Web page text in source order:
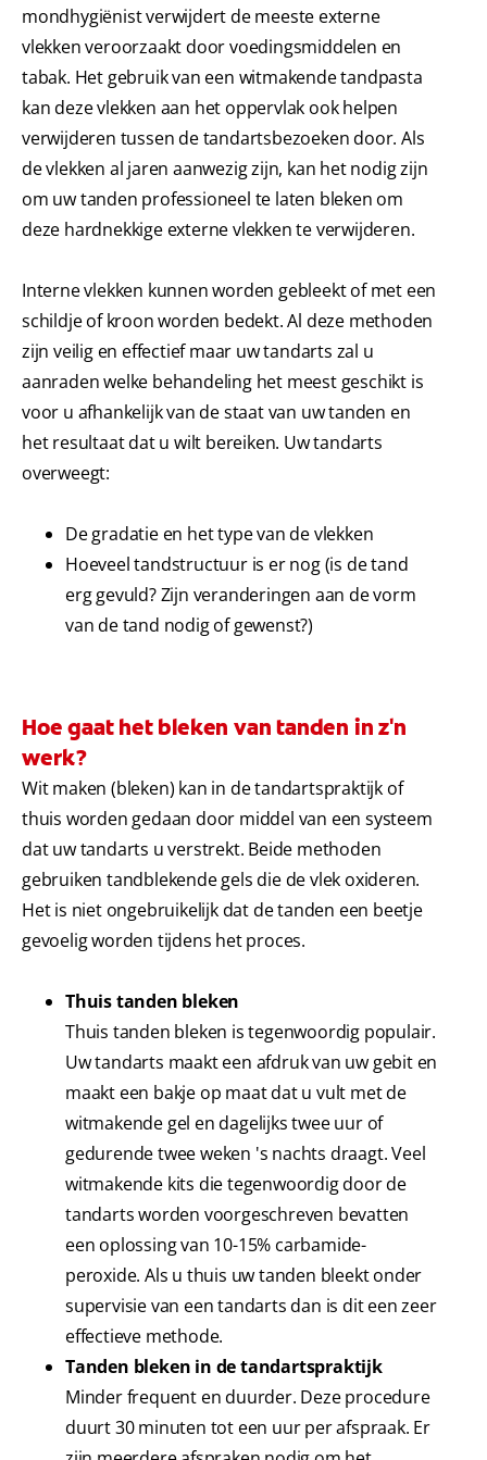
mondhygiënist verwijdert de meeste externe
vlekken veroorzaakt door voedingsmiddelen en
tabak. Het gebruik van een witmakende tandpasta
kan deze vlekken aan het oppervlak ook helpen
verwijderen tussen de tandartsbezoeken door. Als
de vlekken al jaren aanwezig zijn, kan het nodig zijn
om uw tanden professioneel te laten bleken om
deze hardnekkige externe vlekken te verwijderen.
Interne vlekken kunnen worden gebleekt of met een
schildje of kroon worden bedekt. Al deze methoden
zijn veilig en effectief maar uw tandarts zal u
aanraden welke behandeling het meest geschikt is
voor u afhankelijk van de staat van uw tanden en
het resultaat dat u wilt bereiken. Uw tandarts
overweegt:
De gradatie en het type van de vlekken
Hoeveel tandstructuur is er nog (is de tand
erg gevuld? Zijn veranderingen aan de vorm
van de tand nodig of gewenst?)
Hoe gaat het bleken van tanden in z'n
werk?
Wit maken (bleken) kan in de tandartspraktijk of
thuis worden gedaan door middel van een systeem
dat uw tandarts u verstrekt. Beide methoden
gebruiken tandblekende gels die de vlek oxideren.
Het is niet ongebruikelijk dat de tanden een beetje
gevoelig worden tijdens het proces.
Thuis tanden bleken
Thuis tanden bleken is tegenwoordig populair.
Uw tandarts maakt een afdruk van uw gebit en
maakt een bakje op maat dat u vult met de
witmakende gel en dagelijks twee uur of
gedurende twee weken 's nachts draagt. Veel
witmakende kits die tegenwoordig door de
tandarts worden voorgeschreven bevatten
een oplossing van 10-15% carbamide-
peroxide. Als u thuis uw tanden bleekt onder
supervisie van een tandarts dan is dit een zeer
effectieve methode.
Tanden bleken in de tandartspraktijk
Minder frequent en duurder. Deze procedure
duurt 30 minuten tot een uur per afspraak. Er